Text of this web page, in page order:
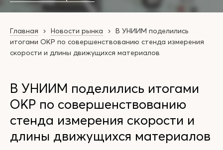
Главная Новости рынка
В УНИИМ поделились
итогами ОКР по совершенствованию стенда измерения
скорости и длины движущихся материалов
В УНИИМ поделились итогами
ОКР по совершенствованию
стенда измерения скорости и
длины движущихся материалов